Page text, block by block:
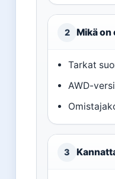
2 Mikä on
Tarkat
AWD-
3